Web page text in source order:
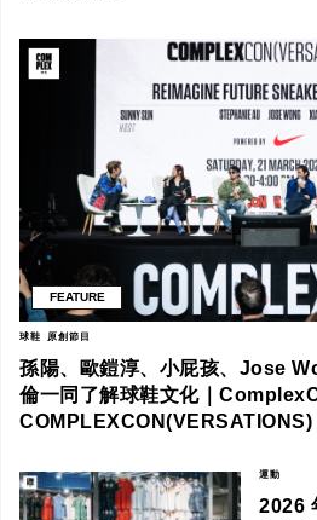
FEATURE
球鞋 原創節目
孫陽、歐鎧淳、小屁孩、Jose
倫一同了解球鞋文化｜
COMPLEXCON(VERSATIONS)
運動
2026